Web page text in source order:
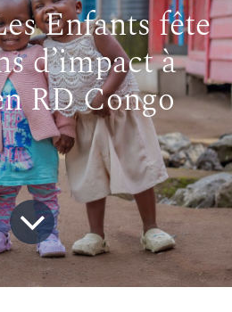
Enfants fête
d’impact à
RD Congo